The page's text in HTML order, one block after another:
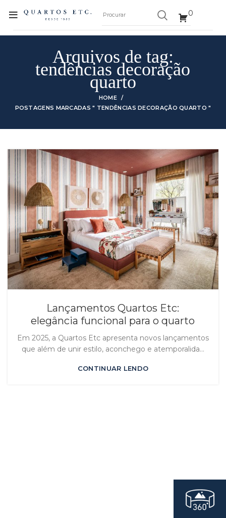
0
Arquivos de tag:
tendências decoração
quarto
HOME
POSTAGENS MARCADAS " TENDÊNCIAS DECORAÇÃO QUARTO "
Lançamentos Quartos Etc:
elegância funcional para o quarto
Em 2025, a Quartos Etc apresenta novos lançamentos
que além de unir estilo, aconchego e atemporalida...
CONTINUAR LENDO